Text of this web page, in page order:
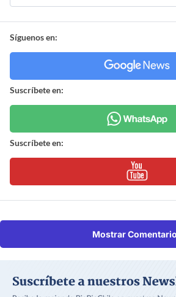
Síguenos en:
Suscríbete en:
Suscríbete en:
Mostrar